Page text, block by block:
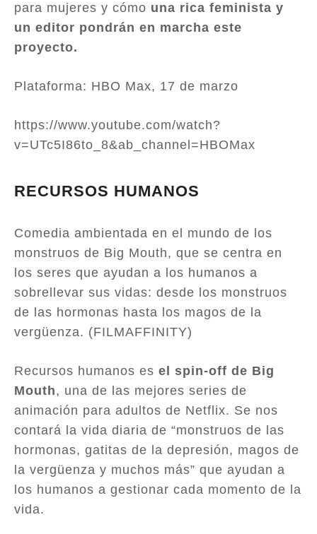
para mujeres y cómo una rica feminista y
un editor pondrán en marcha este
proyecto.
Plataforma: HBO Max, 17 de marzo
https://www.youtube.com/watch?
v=UTc5I86to_8&ab_channel=HBOMax
RECURSOS HUMANOS
Comedia ambientada en el mundo de los
monstruos de Big Mouth, que se centra en
los seres que ayudan a los humanos a
sobrellevar sus vidas: desde los monstruos
de las hormonas hasta los magos de la
vergüenza. (FILMAFFINITY)
Recursos humanos es el spin-off de Big
Mouth, una de las mejores series de
animación para adultos de Netflix. Se nos
contará la vida diaria de “monstruos de las
hormonas, gatitas de la depresión, magos de
la vergüenza y muchos más” que ayudan a
los humanos a gestionar cada momento de la
vida.